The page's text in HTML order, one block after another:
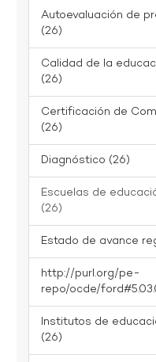
Autoevaluación de
(26)
Calidad de la
(26)
Certificación de
(26)
Diagnóstico (26)
Escuelas de
(26)
Estado de avance
http://purl.org/pe-
repo/ocde/
Institutos de
(26)